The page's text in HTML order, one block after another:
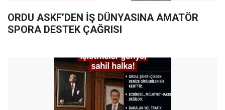
ORDU ASKF’DEN İŞ DÜNYASINA AMATÖR
SPORA DESTEK ÇAĞRISI